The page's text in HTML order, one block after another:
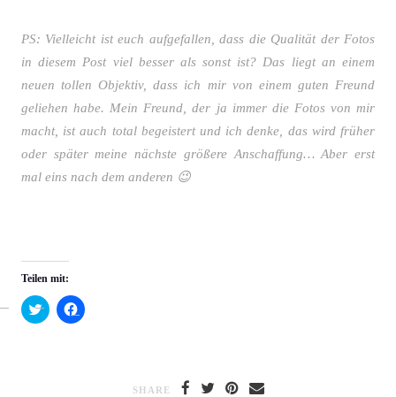
PS: Vielleicht ist euch aufgefallen, dass die Qualität der Fotos
in diesem Post viel besser als sonst ist? Das liegt an einem
neuen tollen Objektiv, dass ich mir von einem guten Freund
geliehen habe. Mein Freund, der ja immer die Fotos von mir
macht, ist auch total begeistert und ich denke, das wird früher
oder später meine nächste größere Anschaffung… Aber erst
mal eins nach dem anderen 😉
Teilen mit:
Klick,
um
Klick,
um
SHARE